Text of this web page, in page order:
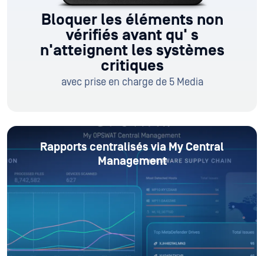
Bloquer les éléments non
vérifiés avant qu' s
n'atteignent les systèmes
critiques
avec prise en charge de 5 Media
Rapports centralisés via My Central
Management